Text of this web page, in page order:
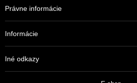
Právne informácie
Informácie
Iné odkazy